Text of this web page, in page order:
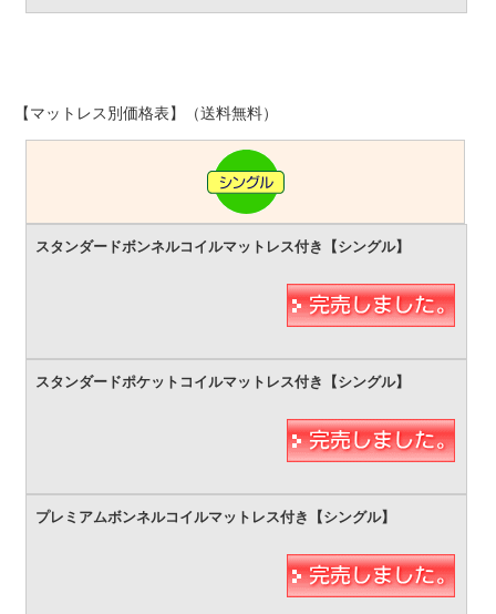
【マットレス別価格表】（送料無料）